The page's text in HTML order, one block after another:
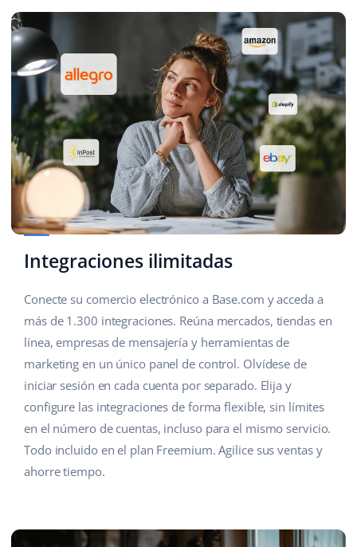
Integraciones ilimitadas
Conecte su comercio electrónico a Base.com y acceda a
más de 1.300 integraciones. Reúna mercados, tiendas en
línea, empresas de mensajería y herramientas de
marketing en un único panel de control. Olvídese de
iniciar sesión en cada cuenta por separado. Elija y
configure las integraciones de forma flexible, sin límites
en el número de cuentas, incluso para el mismo servicio.
Todo incluido en el plan Freemium. Agilice sus ventas y
ahorre tiempo.